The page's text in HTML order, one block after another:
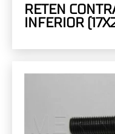
RETEN
INFERIOR